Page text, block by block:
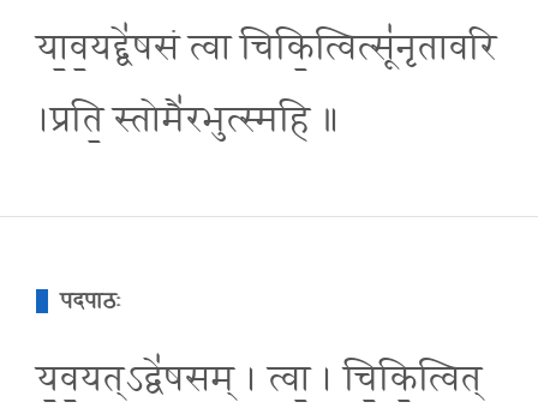
या॒व॒यद्द्वे॑षसं त्वा चिकि॒त्वित्सू॑नृतावरि
।प्रति॒ स्तोमै॑रभुत्स्महि ॥
पदपाठः
य॒व॒यत्ऽद्वे॑षसम् । त्वा॒ । चि॒कि॒त्वित्